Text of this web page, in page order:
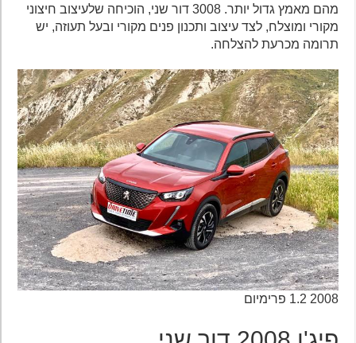
מהם מאמץ גדול יותר. 3008 דור שני, הוכיחה שלעיצוב חיצוני
מקורי ומוצלח, לצד עיצוב ותכנון פנים מקורי ובעל תעוזה, יש
תרומה מכרעת להצלחה.
2008 1.2 פרימיום